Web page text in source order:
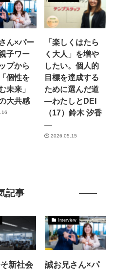
ん×パー
子ワー
プから
個性を
未来」
大共感
「楽しくはたら
く大人」を増や
したい。個人的
目標を達成する
ために選んだ道
―わたしとDEI
（17）鈴木 汐香
―
2026.05.15
記事
新社会
Interview
誠お兄さん×パ